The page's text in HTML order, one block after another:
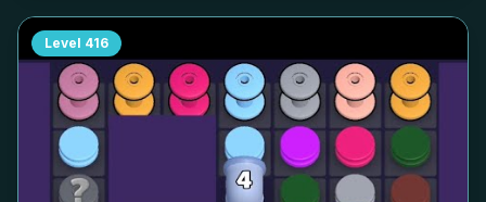
Level 416